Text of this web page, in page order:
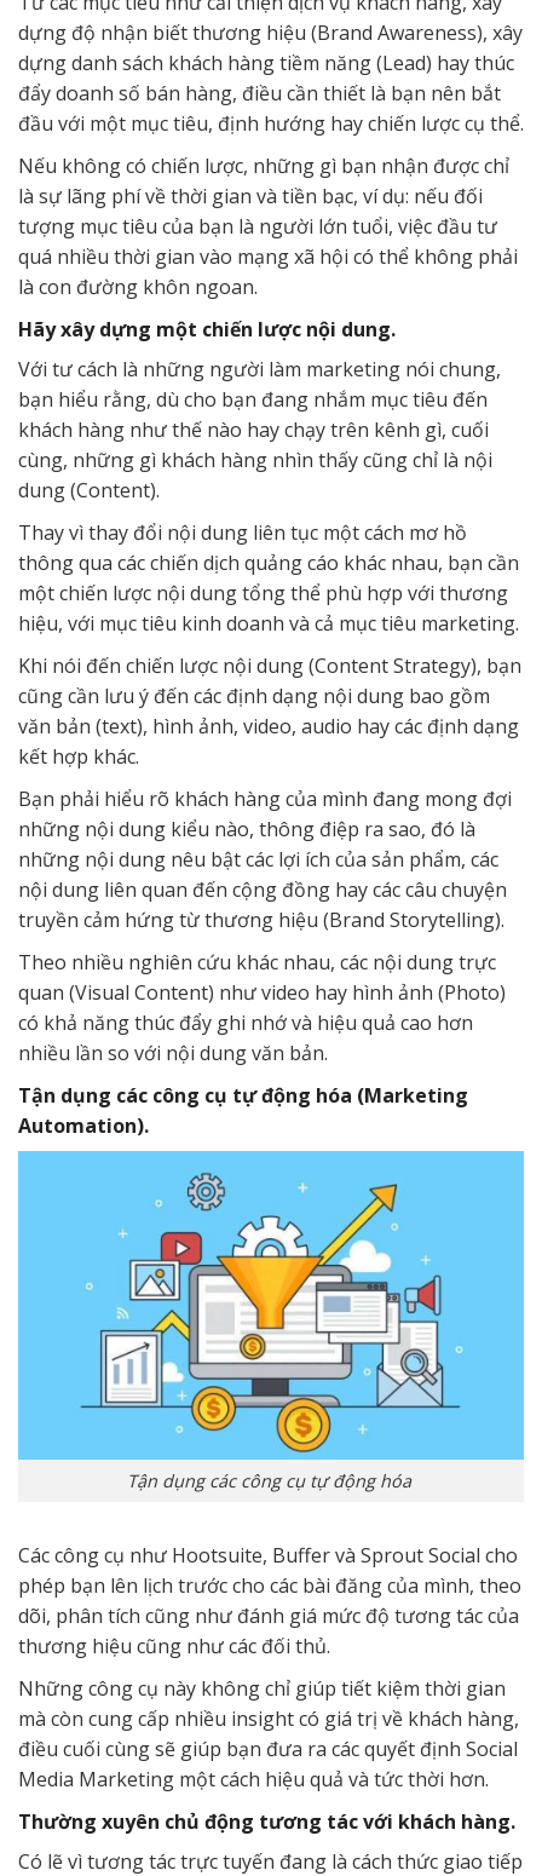
dựng độ nhận biết thương hiệu (Brand Awareness), xây
dựng danh sách khách hàng tiềm năng (Lead) hay thúc
đẩy doanh số bán hàng, điều cần thiết là bạn nên bắt
đầu với một mục tiêu, định hướng hay chiến lược cụ thể.
Nếu không có chiến lược, những gì bạn nhận được chỉ
là sự lãng phí về thời gian và tiền bạc, ví dụ: nếu đối
tượng mục tiêu của bạn là người lớn tuổi, việc đầu tư
quá nhiều thời gian vào mạng xã hội có thể không phải
là con đường khôn ngoan.
Hãy xây dựng một chiến lược nội dung.
Với tư cách là những người làm marketing nói chung,
bạn hiểu rằng, dù cho bạn đang nhắm mục tiêu đến
khách hàng như thế nào hay chạy trên kênh gì, cuối
cùng, những gì khách hàng nhìn thấy cũng chỉ là nội
dung (Content).
Thay vì thay đổi nội dung liên tục một cách mơ hồ
thông qua các chiến dịch quảng cáo khác nhau, bạn cần
một chiến lược nội dung tổng thể phù hợp với thương
hiệu, với mục tiêu kinh doanh và cả mục tiêu marketing.
Khi nói đến chiến lược nội dung (Content Strategy), bạn
cũng cần lưu ý đến các định dạng nội dung bao gồm
văn bản (text), hình ảnh, video, audio hay các định dạng
kết hợp khác.
Bạn phải hiểu rõ khách hàng của mình đang mong đợi
những nội dung kiểu nào, thông điệp ra sao, đó là
những nội dung nêu bật các lợi ích của sản phẩm, các
nội dung liên quan đến cộng đồng hay các câu chuyện
truyền cảm hứng từ thương hiệu (Brand Storytelling).
Theo nhiều nghiên cứu khác nhau, các nội dung trực
quan (Visual Content) như video hay hình ảnh (Photo)
có khả năng thúc đẩy ghi nhớ và hiệu quả cao hơn
nhiều lần so với nội dung văn bản.
Tận dụng các công cụ tự động hóa (Marketing
Automation).
Tận dụng các công cụ tự động hóa
Các công cụ như Hootsuite, Buffer và Sprout Social cho
phép bạn lên lịch trước cho các bài đăng của mình, theo
dõi, phân tích cũng như đánh giá mức độ tương tác của
thương hiệu cũng như các đối thủ.
Những công cụ này không chỉ giúp tiết kiệm thời gian
mà còn cung cấp nhiều insight có giá trị về khách hàng,
điều cuối cùng sẽ giúp bạn đưa ra các quyết định Social
Media Marketing một cách hiệu quả và tức thời hơn.
Thường xuyên chủ động tương tác với khách hàng.
Có lẽ vì tương tác trực tuyến đang là cách thức giao tiếp